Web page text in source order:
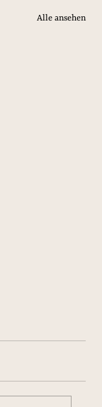
Alle ansehen